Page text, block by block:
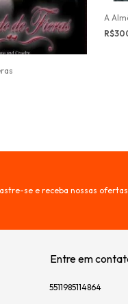
A
se e receba nossas
Entre em
5511985114864